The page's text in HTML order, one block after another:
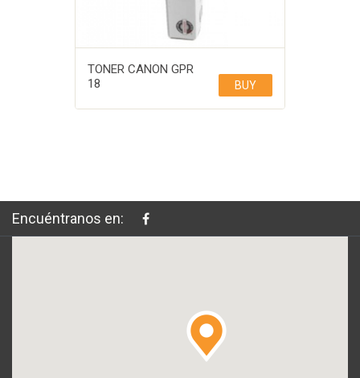
TONER CANON GPR
18
BUY
Encuéntranos en: